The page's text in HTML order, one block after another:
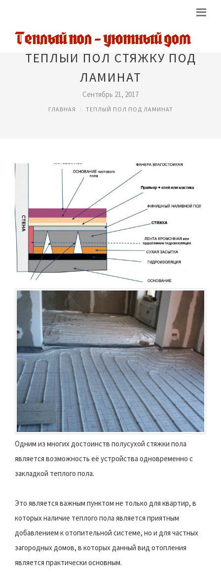
ТЕПЛЫЙ ПОЛ СТЯЖКУ ПОД
ЛАМИНАТ
Сентябрь 21, 2017
ГЛАВНАЯ ТЕПЛЫЙ ПОЛ ПОД ЛАМИНАТ
Одним из многих достоинств полусухой стяжки пола
является возможность её устройства одновременно с
закладкой теплого пола.
Это является важным пунктом не только для квартир, в
которых наличие теплого пола является приятным
добавлением к отопительной системе, но и для частных
загородных домов, в которых данный вид отопления
является практически основным.